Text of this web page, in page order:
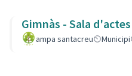
Gimnàs - Sala
ampa santacreu Municipi